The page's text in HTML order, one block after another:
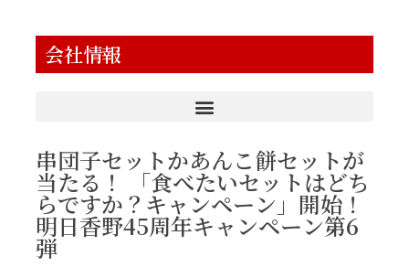
会社情報
串団子セットかあんこ餅セットが
当たる！ 「食べたいセットはどち
らですか？キャンペーン」開始！
明日香野45周年キャンペーン第6
弾